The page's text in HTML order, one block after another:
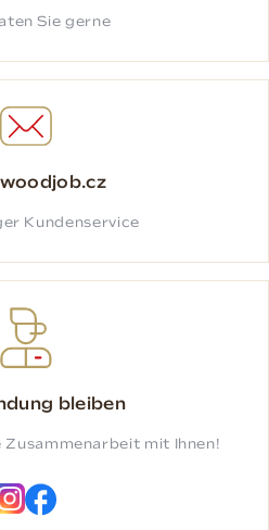
Sie gerne
Kundenservice
bleiben
Zusammenarbeit mit Ihnen!